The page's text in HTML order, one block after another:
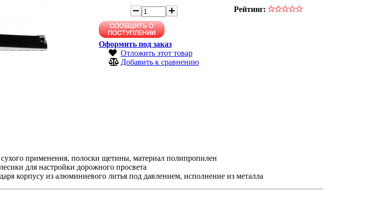
Оформить под заказ
Отложить этот товар
Добавить к сравнению
Рейтинг:
применения, полоски щетины, материал полипропилен
для настройки дорожного просвета
корпусу из алюминиевого литья под давлением, исполнение из металла